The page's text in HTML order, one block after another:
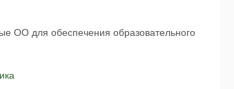
ОО для обеспечения образовательного